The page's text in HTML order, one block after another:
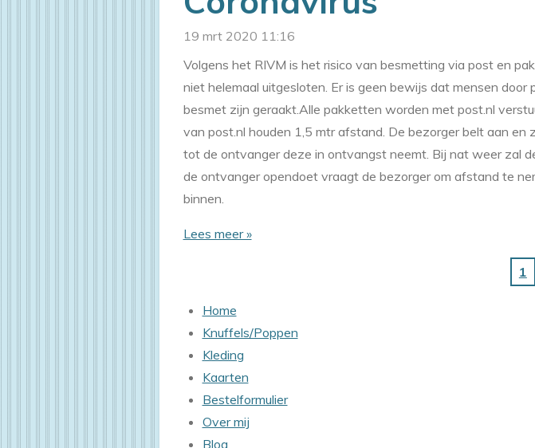
19 mrt 2020 11:16
Volgens het RIVM is het risico van besmetting via post en
niet helemaal uitgesloten. Er is geen bewijs dat mensen door
besmet zijn geraakt.Alle pakketten worden met post.nl
van post.nl houden 1,5 mtr afstand. De bezorger belt aan
tot de ontvanger deze in ontvangst neemt. Bij nat weer zal
de ontvanger opendoet vraagt de bezorger om afstand te
binnen.
Lees meer »
1
Home
Knuffels/Poppen
Kleding
Kaarten
Bestelformulier
Over mij
Blog